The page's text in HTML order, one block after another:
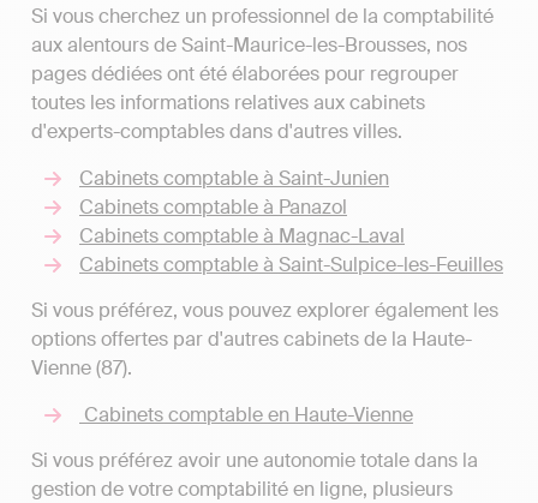
Si vous cherchez un professionnel de la comptabilité
aux alentours de Saint-Maurice-les-Brousses, nos
pages dédiées ont été élaborées pour regrouper
toutes les informations relatives aux cabinets
d'experts-comptables dans d'autres villes.
Cabinets comptable à Saint-Junien
Cabinets comptable à Panazol
Cabinets comptable à Magnac-Laval
Cabinets comptable à Saint-Sulpice-les-Feuilles
Si vous préférez, vous pouvez explorer également les
options offertes par d'autres cabinets de la Haute-
Vienne (87).
Cabinets comptable en Haute-Vienne
Si vous préférez avoir une autonomie totale dans la
gestion de votre comptabilité en ligne, plusieurs